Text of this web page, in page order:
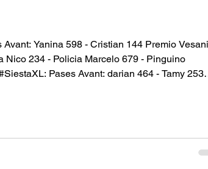
Yanina 598 - Cristian 144 Premio
Pases Avant: darian 464 - Tamy 253